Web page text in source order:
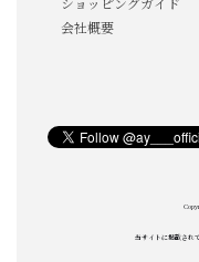
会社概要
当サイトに掲載され